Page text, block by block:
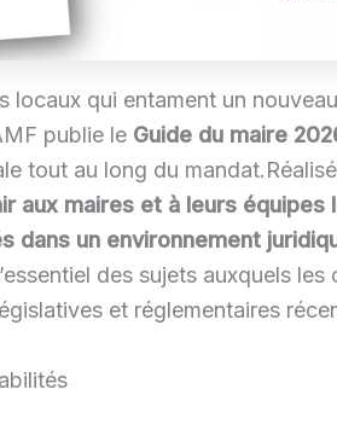
locaux qui entament un
publie le Guide du maire
tout au long du
aux maires et à leurs équipes
dans un environnement
des sujets auxquels les
et réglementaires